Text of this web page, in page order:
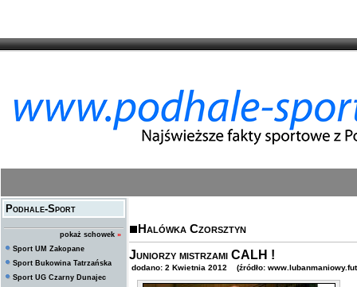
Podhale-Sport
pokaż schowek »
Sport UM Zakopane
Sport Bukowina Tatrzańska
Sport UG Czarny Dunajec
Halówka Czorsztyn
Juniorzy mistrzami CALH !
dodano: 2 Kwietnia 2012 (źródło: